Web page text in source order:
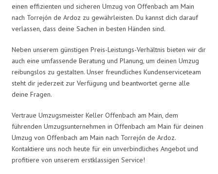
einen effizienten und sicheren Umzug von Offenbach am Main
nach Torrejón de Ardoz zu gewährleisten. Du kannst dich darauf
verlassen, dass deine Sachen in besten Händen sind.
Neben unserem günstigen Preis-Leistungs-Verhältnis bieten wir dir
auch eine umfassende Beratung und Planung, um deinen Umzug
reibungslos zu gestalten. Unser freundliches Kundenserviceteam
steht dir jederzeit zur Verfügung und beantwortet gerne alle
deine Fragen.
Vertraue Umzugsmeister Keller Offenbach am Main, dem
führenden Umzugsunternehmen in Offenbach am Main für deinen
Umzug von Offenbach am Main nach Torrejón de Ardoz.
Kontaktiere uns noch heute für ein unverbindliches Angebot und
profitiere von unserem erstklassigen Service!